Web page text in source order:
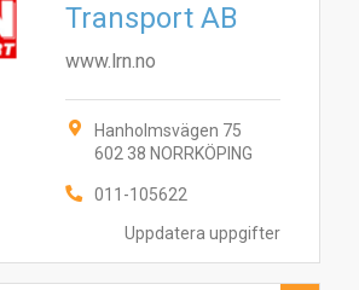
Uppdatera uppgifter
Transport AB
www.lrn.no
Hanholmsvägen 75
602 38 NORRKÖPING
011-105622